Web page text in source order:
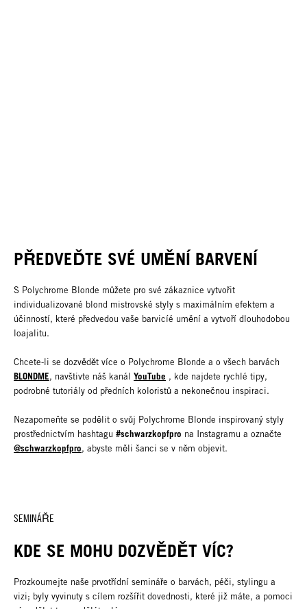
PŘEDVEĎTE SVÉ UMĚNÍ BARVENÍ
S Polychrome Blonde můžete pro své zákaznice vytvořit
individualizované blond mistrovské styly s maximálním efektem a
účinností, které předvedou vaše barvicíé umění a vytvoří dlouhodobou
loajalitu.
Chcete-li se dozvědět více o Polychrome Blonde a o všech barvách
BLONDME, navštivte náš kanál YouTube , kde najdete rychlé tipy,
podrobné tutoriály od předních koloristů a nekonečnou inspiraci.
Nezapomeňte se podělit o svůj Polychrome Blonde inspirovaný styly
prostřednictvím hashtagu #schwarzkopfpro na Instagramu a označte
@schwarzkopfpro, abyste měli šanci se v něm objevit.
SEMINÁŘE
KDE SE MOHU DOZVĚDĚT VÍC?
Prozkoumejte naše prvotřídní semináře o barvách, péči, stylingu a
vizi; byly vyvinuty s cílem rozšířit dovednosti, které již máte, a pomoci